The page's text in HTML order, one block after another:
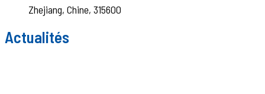
Zhejiang, Chine, 315600
Actualités